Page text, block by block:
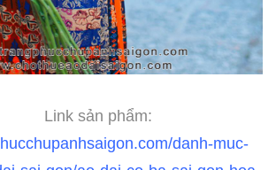
Link sản phẩm:
danh-muc-